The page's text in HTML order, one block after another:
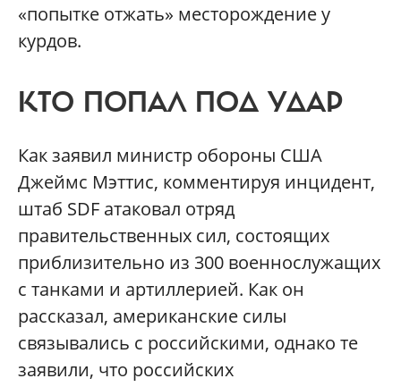
«попытке отжать» месторождение у
курдов.
КТО ПОПАЛ ПОД УДАР
Как заявил министр обороны США
Джеймс Мэттис, комментируя инцидент,
штаб SDF атаковал отряд
правительственных сил, состоящих
приблизительно из 300 военнослужащих
с танками и артиллерией. Как он
рассказал, американские силы
связывались с российскими, однако те
заявили, что российских